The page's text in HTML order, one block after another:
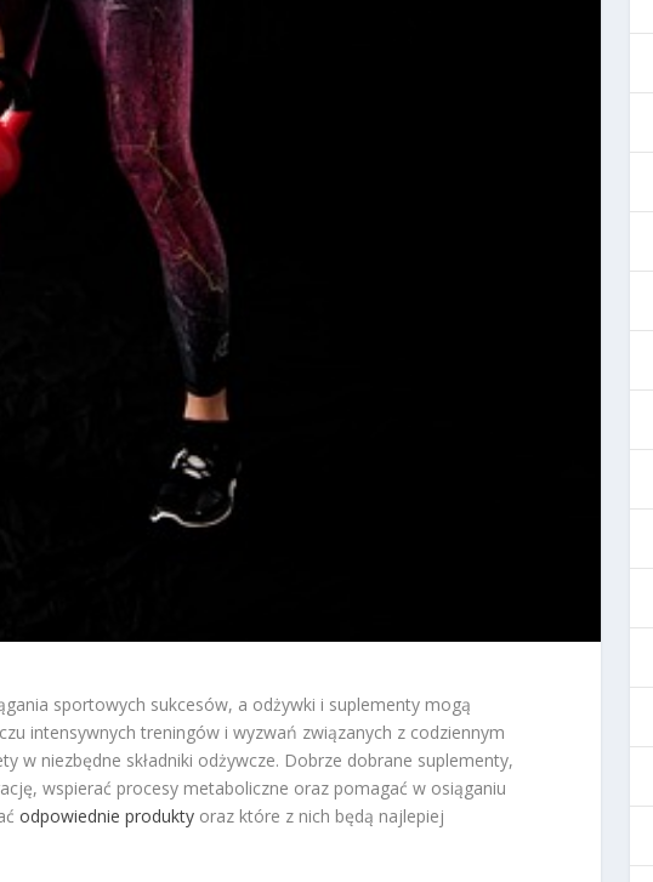
sportowych sukcesów, a odżywki i suplementy mogą
intensywnych treningów i wyzwań związanych z codziennym
w niezbędne składniki odżywcze. Dobrze dobrane suplementy,
wspierać procesy metaboliczne oraz pomagać w osiąganiu
odpowiednie produkty oraz które z nich będą najlepiej